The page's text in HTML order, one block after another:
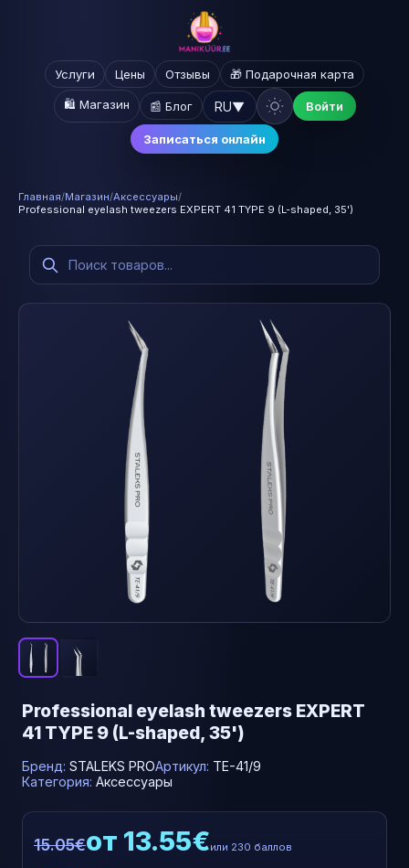
Услуги Цены Отзывы 🎁 Подарочная карта
🛍️ Магазин 📰 Блог RU▼ Войти
Записаться онлайн
Главная/Магазин/Аксессуары/
Professional eyelash tweezers EXPERT 41 TYPE 9 (L-shaped, 35')
Professional eyelash tweezers EXPERT
41 TYPE 9 (L-shaped, 35')
Бренд: STALEKS PROАртикул: TE-41/9
Категория: Аксессуары
15.05€от 13.55€или 230 баллов